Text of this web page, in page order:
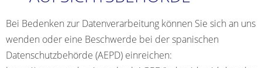
Bei Bedenken zur Datenverarbeitung können Sie sich an uns
wenden oder eine Beschwerde bei der spanischen
Datenschutzbehörde (AEPD) einreichen: